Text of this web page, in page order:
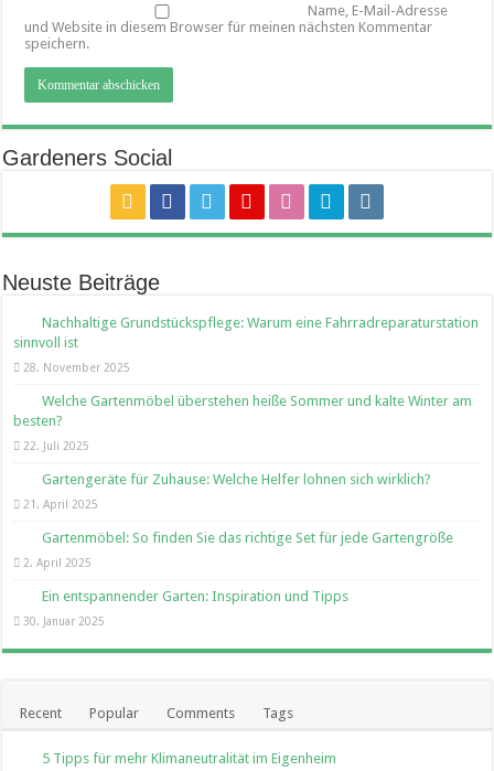
Name, E-Mail-Adresse
und Website in diesem Browser für meinen nächsten Kommentar
speichern.
Gardeners Social
Neuste Beiträge
Nachhaltige Grundstückspflege: Warum eine Fahrradreparaturstation
sinnvoll ist
28. November 2025
Welche Gartenmöbel überstehen heiße Sommer und kalte Winter am
besten?
22. Juli 2025
Gartengeräte für Zuhause: Welche Helfer lohnen sich wirklich?
21. April 2025
Gartenmöbel: So finden Sie das richtige Set für jede Gartengröße
2. April 2025
Ein entspannender Garten: Inspiration und Tipps
30. Januar 2025
Recent Popular Comments Tags
5 Tipps für mehr Klimaneutralität im Eigenheim